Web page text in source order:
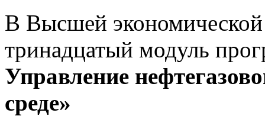
В Высшей
тринадцатый модуль
Управление
среде»